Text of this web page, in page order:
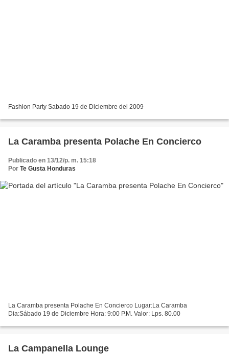
Fashion Party Sabado 19 de Diciembre del 2009
La Caramba presenta Polache En Concierco
Publicado en 13/12/p. m. 15:18
Por Te Gusta Honduras
La Caramba presenta Polache En Concierco Lugar:La Caramba
Dia:Sábado 19 de Diciembre Hora: 9:00 P.M. Valor: Lps. 80.00
La Campanella Lounge